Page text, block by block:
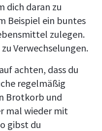
dich daran zu
Beispiel ein buntes
zulegen.
Verwechselungen.
achten, dass du
regelmäßig
Brotkorb und
mal wieder mit
gibst du